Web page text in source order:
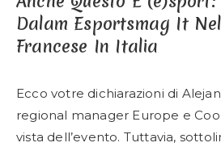
Dalam Esportsmag It
Francese In Italia
Ecco votre dichiarazioni di
regional manager Europe e
vista dell’evento. Tuttavia,